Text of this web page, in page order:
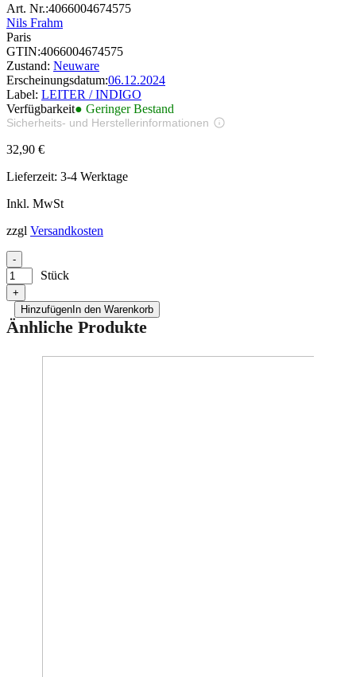
Art. Nr.:4066004674575
Nils Frahm
Paris
GTIN:4066004674575
Zustand: Neuware
Erscheinungsdatum:06.12.2024
Label: LEITER / INDIGO
Verfügbarkeit● Geringer Bestand
Sicherheits- und Herstellerinformationen
32,90 €
Lieferzeit: 3-4 Werktage
Inkl. MwSt
zzgl Versandkosten
-
Stück
+
HinzufügenIn den Warenkorb
Änhliche Produkte